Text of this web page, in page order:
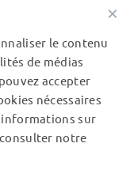
frais de port.
sont des
×
le contenu
de médias
accepter
nécessaires
sur
notre